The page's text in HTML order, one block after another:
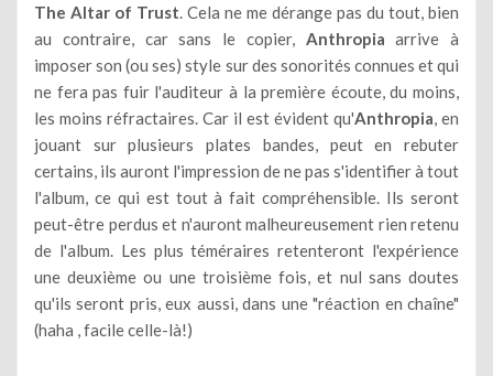
The Altar of Trust. Cela ne me dérange pas du tout, bien
au contraire, car sans le copier, Anthropia arrive à
imposer son (ou ses) style sur des sonorités connues et qui
ne fera pas fuir l'auditeur à la première écoute, du moins,
les moins réfractaires. Car il est évident qu'Anthropia, en
jouant sur plusieurs plates bandes, peut en rebuter
certains, ils auront l'impression de ne pas s'identifier à tout
l'album, ce qui est tout à fait compréhensible. Ils seront
peut-être perdus et n'auront malheureusement rien retenu
de l'album. Les plus téméraires retenteront l'expérience
une deuxième ou une troisième fois, et nul sans doutes
qu'ils seront pris, eux aussi, dans une "réaction en chaîne"
(haha , facile celle-là!)